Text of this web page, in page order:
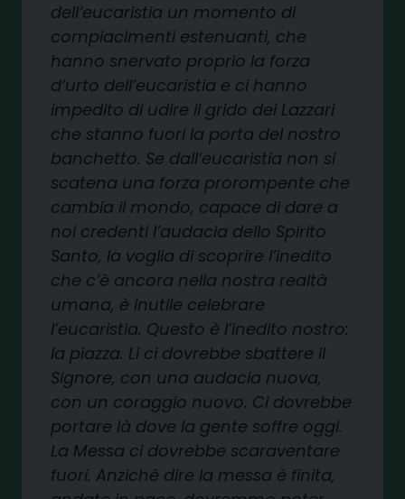
dell’eucaristia un momento di
compiacimenti estenuanti, che
hanno snervato proprio la forza
d’urto dell’eucaristia e ci hanno
impedito di udire il grido dei Lazzari
che stanno fuori la porta del nostro
banchetto. Se dall’eucaristia non si
scatena una forza prorompente che
cambia il mondo, capace di dare a
noi credenti l’audacia dello Spirito
Santo, la voglia di scoprire l’inedito
che c’è ancora nella nostra realtà
umana, è inutile celebrare
l’eucaristia. Questo è l’inedito nostro:
la piazza. Lì ci dovrebbe sbattere il
Signore, con una audacia nuova,
con un coraggio nuovo. Ci dovrebbe
portare là dove la gente soffre oggi.
La Messa ci dovrebbe scaraventare
fuori. Anziché dire la messa è finita,